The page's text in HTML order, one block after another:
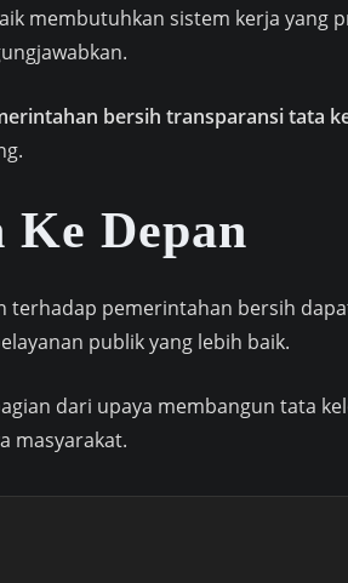
membutuhkan sistem kerja yang
bersih transparansi tata
Ke Depan
terhadap pemerintahan bersih
publik yang lebih baik.
dari upaya membangun tata
masyarakat.